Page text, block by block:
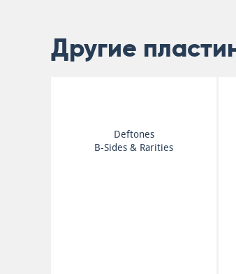
Другие
Deftones
B-Sides & Rarities